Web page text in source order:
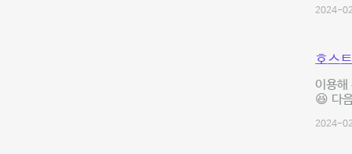
2024-
호스
이용
😆 다
2024-